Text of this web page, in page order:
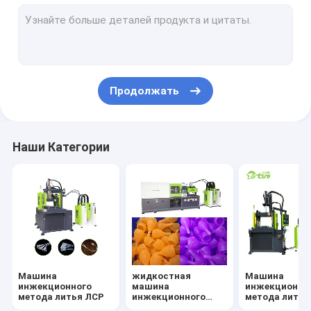
Менструальная машина производства чашки
Продолжать
Наши Категории
Машина
инжекционного
метода литья ЛСР
жидкостная
машина
инжекционного
Машина
метода литья